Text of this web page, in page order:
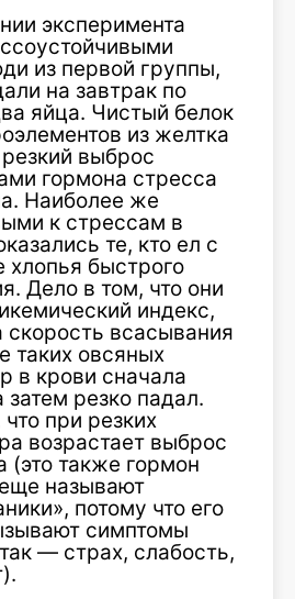
эксперимента
из первой группы,
на завтрак по
яйца. Чистый белок
из желтка
выброс
гормона стресса
Наиболее же
к стрессам в
те, кто ел с
хлопья быстрого
Дело в том, что они
индекс,
скорость всасывания
таких овсяных
в крови сначала
резко падал.
при резких
возрастает выброс
(это также гормон
называют
потому что его
симптомы
— страх, слабость,